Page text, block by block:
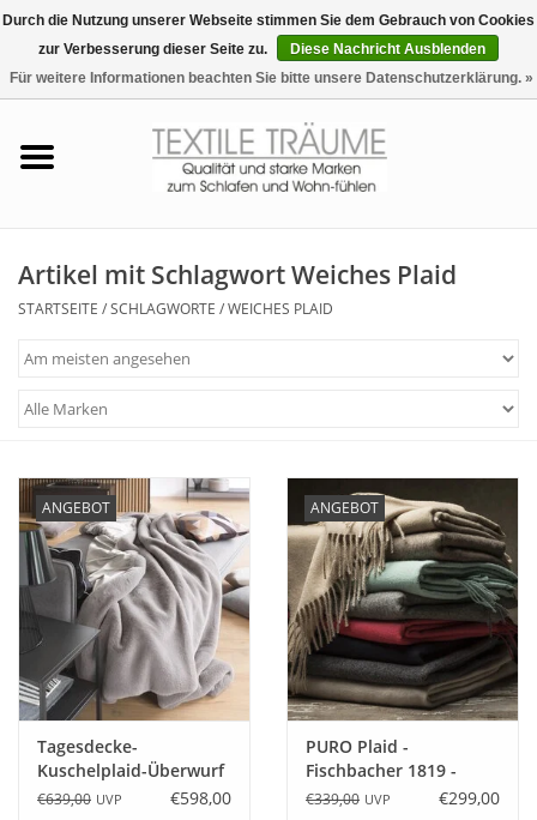
0 Artikel - €0,00
Tag & Nachtwäsche
Haus-Bademäntel
Plaids, Decken, Kissen
Mode & Accessoires
Edles aus Cashmere
Tisch & Küche
Artikel mit Schlagwort Weiches Plaid
STARTSEITE /SCHLAGWORTE /WEICHES PLAID
ANGEBOT
Tagesdecke-
Kuschelplaid-Überwurf
VERMONT 145x200 cm
€639,00 UVP €598,00
ANGEBOT
PURO Plaid -
Fischbacher 1819 -
Baby-Alpaka
€339,00 UVP €299,00
Durch die Nutzung unserer Webseite stimmen Sie dem Gebrauch von Cookies
zur Verbesserung dieser Seite zu.
Diese Nachricht Ausblenden
Für weitere Informationen beachten Sie bitte unsere Datenschutzerklärung. »